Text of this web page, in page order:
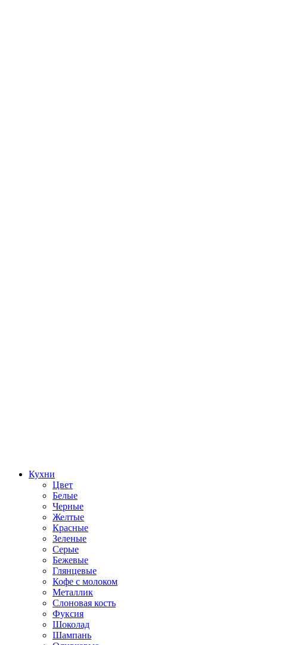
Кухни
Цвет
Белые
Черные
Желтые
Красные
Зеленые
Серые
Бежевые
Глянцевые
Кофе с молоком
Металлик
Слоновая кость
Фуксия
Шоколад
Шампань